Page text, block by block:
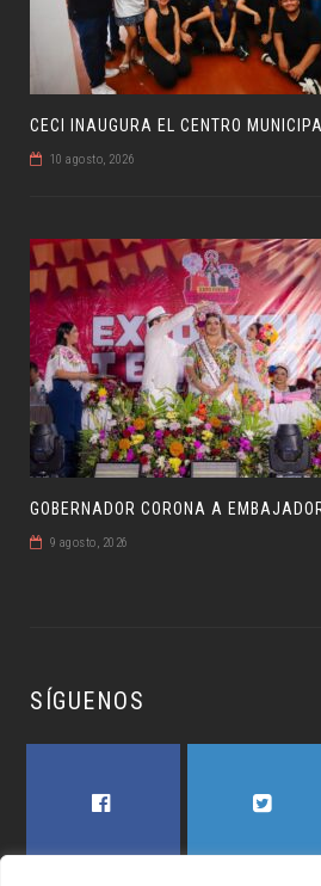
CECI INAUGURA EL CENTRO
10 agosto, 2026
GOBERNADOR CORONA A
9 agosto, 2026
SÍGUENOS